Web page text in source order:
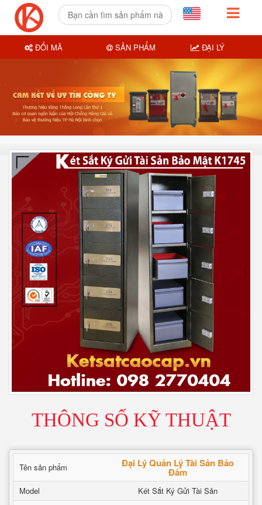
THÔNG SỐ KỸ THUẬT
Tên sản phẩm Đại Lý Quản Lý Tài Sản Bảo
Đảm
Model
Két Sắt Ký Gửi Tài Sản
ĐỔI MÃ SẢN PHẨM ĐẠI LÝ